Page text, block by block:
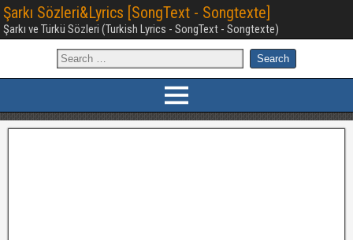
Şarkı Sözleri&Lyrics [SongText - Songtexte]
Şarkı ve Türkü Sözleri (Turkish Lyrics - SongText - Songtexte)